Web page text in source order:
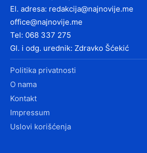
El. adresa: redakcija@najnovije.me
office@najnovije.me
Tel: 068 337 275
Gl. i odg. urednik: Zdravko Šćekić
Politika privatnosti
O nama
Kontakt
Impressum
Uslovi korišćenja